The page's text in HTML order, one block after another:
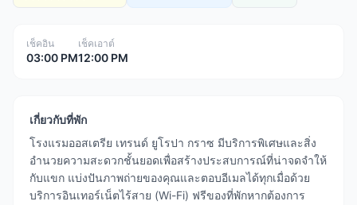
เช็คอิน
03:00 PM
เช็คเอาต์
12:00 PM
เกี่ยวกับที่พัก
โรงแรมออสเตรีย เทรนด์ ยูโรปา กราซ มีบริการพิเศษและสิ่ง
อำนวยความสะดวกชั้นยอดเพื่อสร้างประสบการณ์ที่น่าจดจำให้
กับแขก แบ่งปันภาพถ่ายของคุณและตอบอีเมลได้ทุกเมื่อด้วย
บริการอินเทอร์เน็ตไร้สาย (Wi-Fi) ฟรีของที่พักหากต้องการ